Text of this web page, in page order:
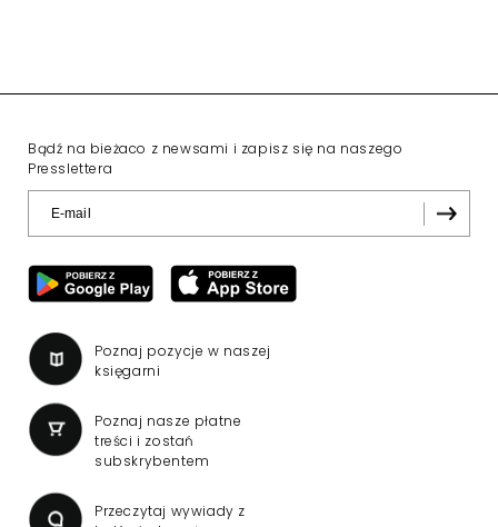
Bądź na bieżaco z newsami i zapisz się na naszego
Presslettera
Poznaj pozycje w naszej
księgarni
Poznaj nasze płatne
treści i zostań
subskrybentem
Przeczytaj wywiady z